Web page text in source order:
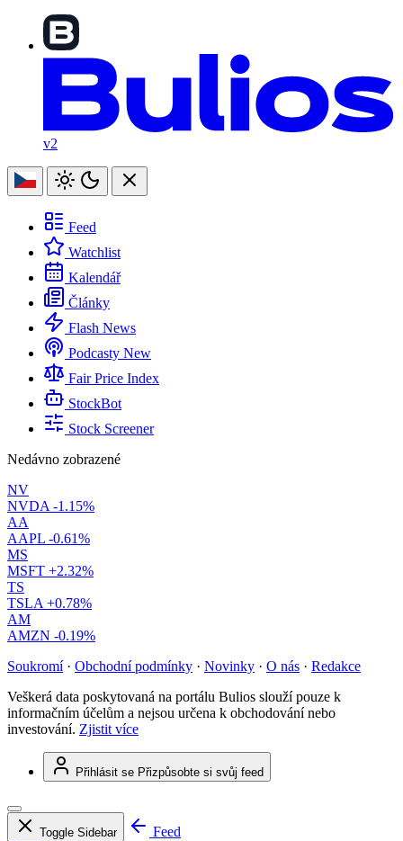
v2
Feed
Watchlist
Kalendář
Články
Flash News
Podcasty New
Fair Price Index
StockBot
Stock Screener
Nedávno zobrazené
NV
NVDA -1.15%
AA
AAPL -0.61%
MS
MSFT +2.32%
TS
TSLA +0.78%
AM
AMZN -0.19%
Soukromí · Obchodní podmínky · Novinky · O nás · Redakce
Veškerá data poskytovaná na portálu Bulios slouží pouze k
informačním účelům a nejsou určena k obchodování nebo
investování. Zjistit více
Přihlásit se Přizpůsobte si svůj feed
Toggle Sidebar
Feed